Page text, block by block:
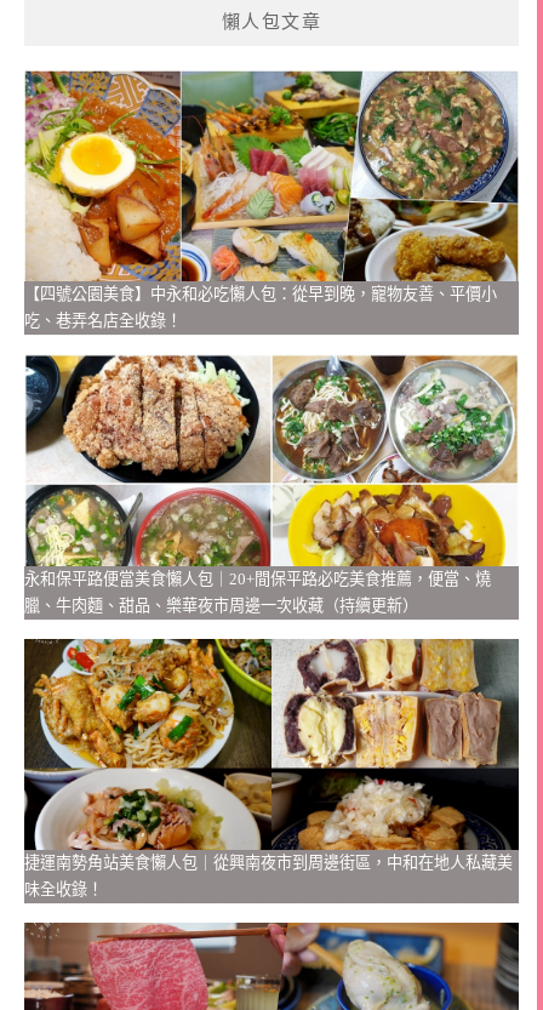
懶人包文章
【四號公園美食】中永和必吃懶人包：從早到晚，寵物友善、平價小
吃、巷弄名店全收錄！
永和保平路便當美食懶人包｜20+間保平路必吃美食推薦，便當、燒
臘、牛肉麵、甜品、樂華夜市周邊一次收藏（持續更新）
捷運南勢角站美食懶人包｜從興南夜市到周邊街區，中和在地人私藏美
味全收錄！